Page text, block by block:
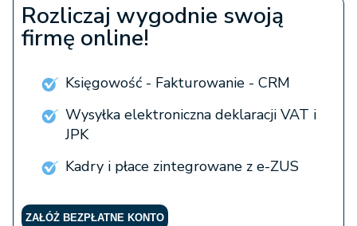
Rozliczaj wygodnie swoją
firmę online!
Księgowość - Fakturowanie - CRM
Wysyłka elektroniczna deklaracji VAT i
JPK
Kadry i płace zintegrowane z e-ZUS
ZAŁÓŻ BEZPŁATNE KONTO